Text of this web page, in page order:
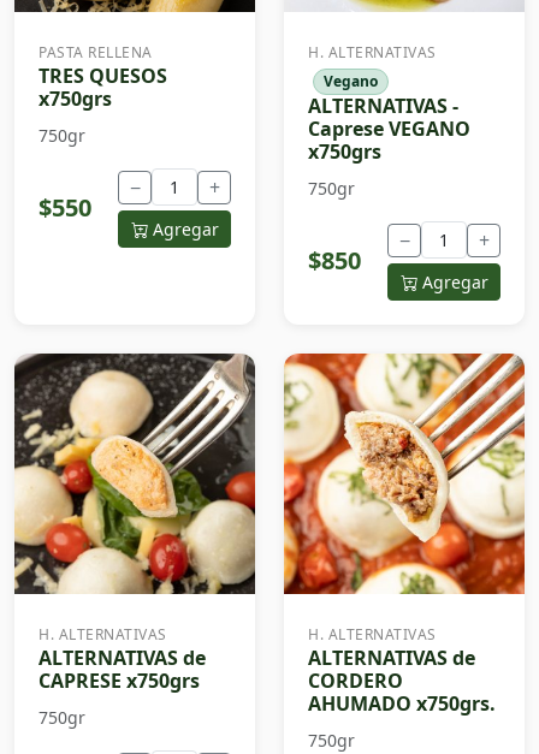
PASTA RELLENA
TRES QUESOS
x750grs
750gr
$550
− +
Agregar
H. ALTERNATIVAS
Vegano
ALTERNATIVAS -
Caprese VEGANO
x750grs
750gr
$850
− +
Agregar
H. ALTERNATIVAS
ALTERNATIVAS de
CAPRESE x750grs
750gr
H. ALTERNATIVAS
ALTERNATIVAS de
CORDERO
AHUMADO x750grs.
750gr